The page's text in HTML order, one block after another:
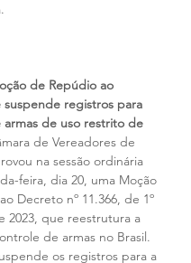
de Repúdio ao
registros para
armas de uso restrito de
de Vereadores de
na sessão ordinária
feira, dia 20, uma Moção
Decreto nº 11.366, de 1º
2023, que reestrutura a
de armas no Brasil.
os registros para a